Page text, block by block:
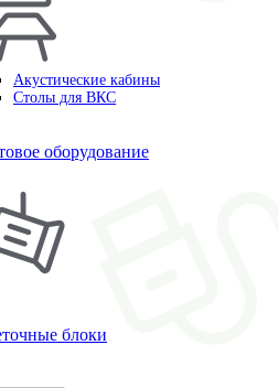
Акустические кабины
Столы для ВКС
оборудование
блоки